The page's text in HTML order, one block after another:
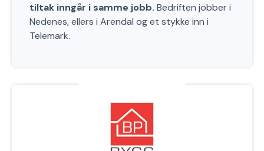
tiltak inngår i samme jobb. Bedriften jobber i
Nedenes, ellers i Arendal og et stykke inn i
Telemark.